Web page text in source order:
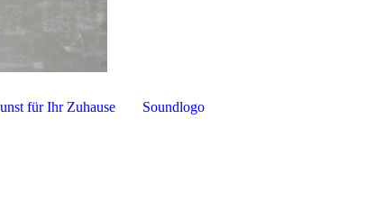
für Ihr Zuhause Soundlogo